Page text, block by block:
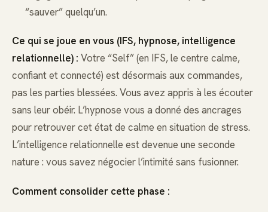
“sauver” quelqu’un.
Ce qui se joue en vous (IFS, hypnose, intelligence
relationnelle) : Votre “Self” (en IFS, le centre calme,
confiant et connecté) est désormais aux commandes,
pas les parties blessées. Vous avez appris à les écouter
sans leur obéir. L’hypnose vous a donné des ancrages
pour retrouver cet état de calme en situation de stress.
L’intelligence relationnelle est devenue une seconde
nature : vous savez négocier l’intimité sans fusionner.
Comment consolider cette phase :